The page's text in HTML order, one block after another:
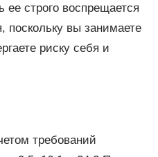
ее строго воспрещается
поскольку вы занимаете
риску себя и
требований